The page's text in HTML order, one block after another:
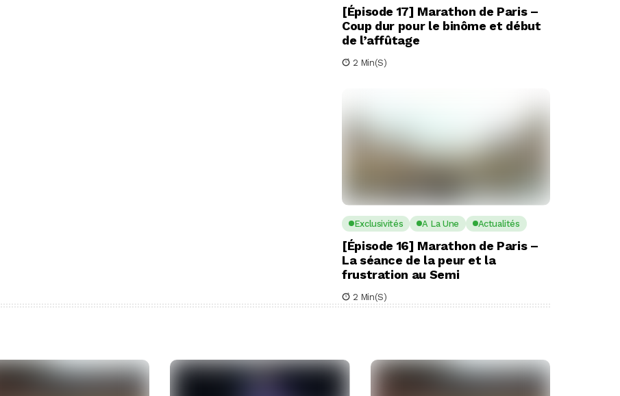
[Épisode 17] Marathon de Paris –
Coup dur pour le binôme et début
de l’affûtage
2 Min(s)
Exclusivités A La Une Actualités
[Épisode 16] Marathon de Paris –
La séance de la peur et la
frustration au Semi
2 Min(s)